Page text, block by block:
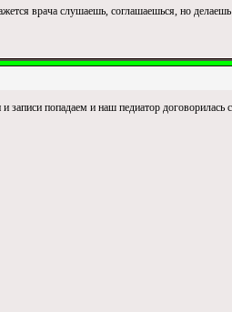
врача слушаешь, соглашаешься, но
и записи попадаем и наш педиатор